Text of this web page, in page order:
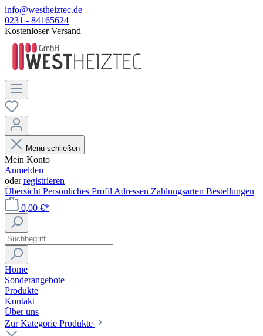
info@westheiztec.de
0231 - 84165624
Kostenloser Versand
Menü schließen
Mein Konto
Anmelden
oderregistrieren
Übersicht Persönliches Profil Adressen Zahlungsarten Bestellungen
0,00 €*
Home
Sonderangebote
Produkte
Kontakt
Über uns
Zur Kategorie Produkte